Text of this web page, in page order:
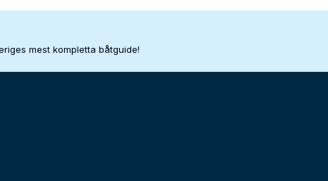
mest kompletta båtguide!